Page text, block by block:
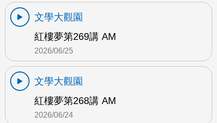
文學大觀園
紅樓夢第269講 AM
2026/06/25
文學大觀園
紅樓夢第268講 AM
2026/06/24